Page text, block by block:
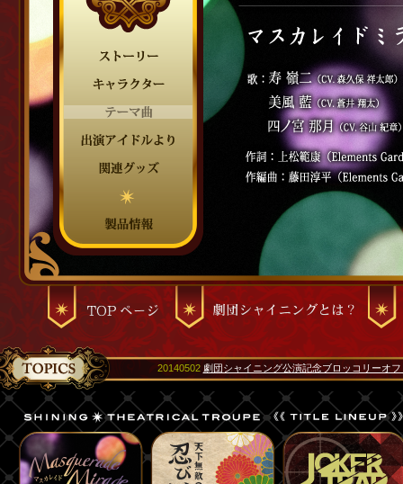
20140502 劇団シャイニング公演記念ブロッコリーオ